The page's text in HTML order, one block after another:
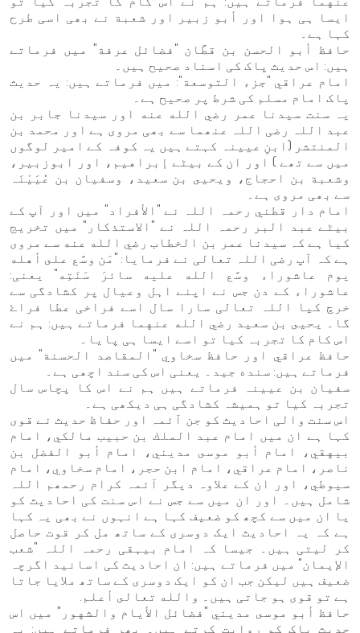
ایسا ہی ہوا اور أبو زبير اور شعبة نے بھی اسی طرح
کہا ہے۔
حافظ أبو الحسن بن قطَّان "فضائل عرفة" میں فرماتے
ہیں: اس حدیث پاک کی اسناد صحیح ہیں۔
امام عراقي "جزء التوسعة": میں فرماتے ہیں: یہ حدیث
پاک امام مسلم کی شرط پر صحیح ہے۔
یہ سنت سیدنا عمر رضي الله عنه اور سیدنا جابر بن
عبد اللہ رضی اللہ عنھما سے بھی مروی ہے اور محمد بن
المنتشر (ابنِ عیینہ کہتے ہیں یہ کوفہ کے امیر لوگوں
میں سے تھے ) اور ان کے بیٹے إبراهيم، اور ابوزبير،
وشعبة بن احجاج، ويحيى بن سعيد، وسفيان بن عُيَيْنَہ
سے بھی مروی ہے۔
امام دار قطني رحمہ اللہ نے "الأفراد" میں اور آپ کے
بیٹے عبد البر رحمہ اللہ نے "الاستذكار" میں تخریج
کیا ہے کہ سیدنا عمر بن الخطاب رضي الله عنه سے مروی
ہے کہ آپ رضی اللہ تعالی نے فرمایا: "مَن وسَّع على أهله
يوم عاشوراء وسَّع الله عليه سائرَ سَنَتِه" یعنی:
عاشوراء کے دن جس نے اپنے اہل وعیال پر کشادگی سے
خرچ کیا اللہ تعالی سارا سال اسے فراخی عطا فراۓ
گا۔ يحيى بن سعيد رضي الله عنهما فرماتے ہیں: ہم نے
اس کام کا تجربہ کیا تو اسے ایسا ہی پایا۔
حافظ عراقي اور حافظ سخاوي "المقاصد الحسنة" میں
فرماتے ہیں: سنده جيد۔ یعنی اس کی سند اچھی ہے۔
سفیان بن عیینہ فرماتے ہیں ہم نے اس کا پچاس سال
تجربہ کیا تو ہمیشہ کشادگی ہی دیکھی ہے۔
اس سنت والی احادیث کو جن آئمہ اور حفاظ حدیث نے قوی
کہا ہے ان میں امام عبد الملك بن حبيب مالكي، امام
بيهقي، امام أبو موسى مديني، امام أبو الفضل بن
ناصر، امام عراقي، امام ابن حجر، امام سخاوي، امام
سيوطي، اور ان کے علاوہ دیگر آئمہ کرام رحمھم اللہ
شامل ہیں۔ اور ان میں سے جس نے اس سنت کی احادیث کو
یا ان میں سے کچھ کو ضعیف کہا ہے انہوں نے بھی یہ کہا
ہے کہ یہ احادیث ایک دوسری کے ساتھ مل کر قوت حاصل
کر لیتی ہیں۔ جیسا کہ امام بیہقی رحمہ اللہ "شعب
الإيمان" میں فرماتے ہیں: ان احادیث کی اسانید اگرچہ
ضعیف ہیں لیکن جب ان کو ایک دوسری کے ساتھ ملایا جاتا
ہے تو قوی ہو جاتی ہیں۔ والله تعالى أعلم.
حافظ أبو موسى مديني "فضائل الأيام والشهور" میں اس
حدیث پاک کو روایت کرتے ہیں۔ پھر فرماتے ہیں: یہ